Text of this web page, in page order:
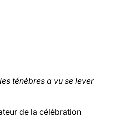
LATINE
ténèbres a vu se lever
de la célébration